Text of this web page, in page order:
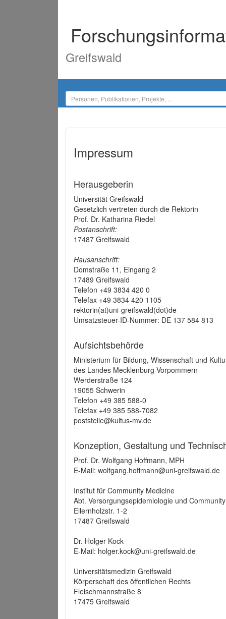
Greifswald
Impressum
Herausgeberin
Universität Greifswald
Gesetzlich vertreten durch die Rektorin
Prof. Dr. Katharina Riedel
Postanschrift:
17487 Greifswald
Hausanschrift:
Domstraße 11, Eingang 2
17489 Greifswald
Telefon +49 3834 420 0
Telefax +49 3834 420 1105
rektorin(at)uni-greifswald(dot)de
Umsatzsteuer-ID-Nummer: DE 137 584 813
Aufsichtsbehörde
Ministerium für Bildung, Wissenschaft und
des Landes Mecklenburg-Vorpommern
Werderstraße 124
19055 Schwerin
Telefon +49 385 588-0
Telefax +49 385 588-7082
poststelle@kultus-mv.de
Konzeption, Gestaltung und
Prof. Dr. Wolfgang Hoffmann, MPH
E-Mail: wolfgang.hoffmann@uni-greifswald.de
Institut für Community Medicine
Abt. Versorgungsepidemiologie und
Ellernholzstr. 1-2
17487 Greifswald
Dr. Holger Kock
E-Mail: holger.kock@uni-greifswald.de
Universitätsmedizin Greifswald
Körperschaft des öffentlichen Rechts
Fleischmannstraße 8
17475 Greifswald